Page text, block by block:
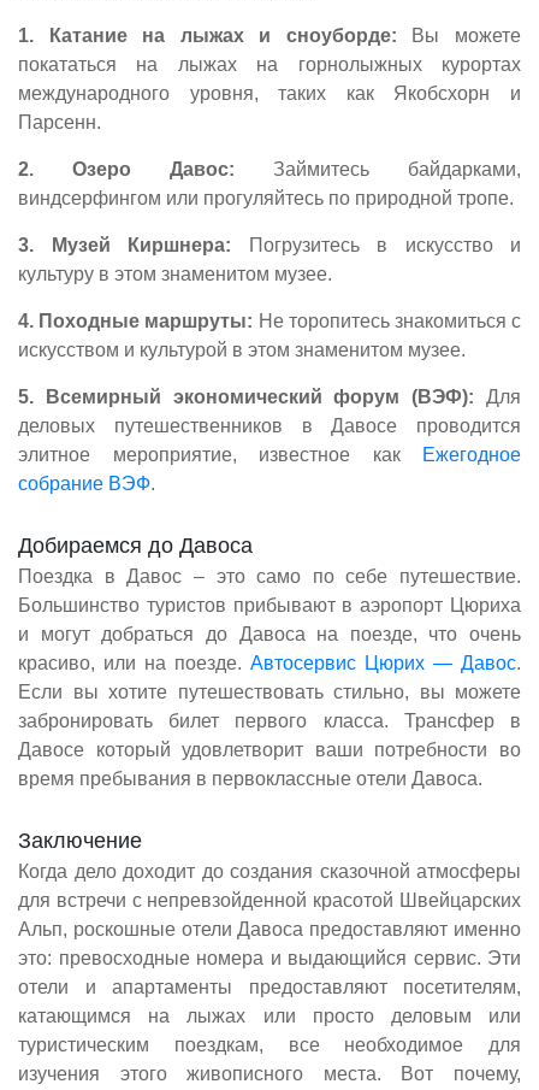
1. Катание на лыжах и сноуборде: Вы можете
покататься на лыжах на горнолыжных курортах
международного уровня, таких как Якобсхорн и
Парсенн.
2. Озеро Давос: Займитесь байдарками,
виндсерфингом или прогуляйтесь по природной тропе.
3. Музей Киршнера: Погрузитесь в искусство и
культуру в этом знаменитом музее.
4. Походные маршруты: Не торопитесь знакомиться с
искусством и культурой в этом знаменитом музее.
5. Всемирный экономический форум (ВЭФ): Для
деловых путешественников в Давосе проводится
элитное мероприятие, известное как
Ежегодное
собрание ВЭФ.
Добираемся до Давоса
Поездка в Давос – это само по себе путешествие.
Большинство туристов прибывают в аэропорт Цюриха
и могут добраться до Давоса на поезде, что очень
красиво, или на поезде. Автосервис Цюрих — Давос.
Если вы хотите путешествовать стильно, вы можете
забронировать билет первого класса. Трансфер в
Давосе который удовлетворит ваши потребности во
время пребывания в первоклассные отели Давоса.
Заключение
Когда дело доходит до создания сказочной атмосферы
для встречи с непревзойденной красотой Швейцарских
Альп, роскошные отели Давоса предоставляют именно
это: превосходные номера и выдающийся сервис. Эти
отели и апартаменты предоставляют посетителям,
катающимся на лыжах или просто деловым или
туристическим поездкам, все необходимое для
изучения этого живописного места. Вот почему,